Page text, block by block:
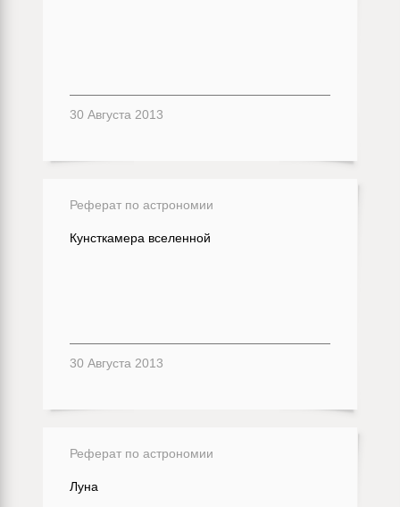
30 Августа 2013
Реферат по астрономии
Кунсткамера вселенной
30 Августа 2013
Реферат по астрономии
Луна